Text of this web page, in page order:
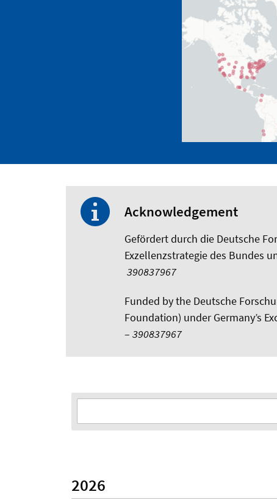
Acknowledgement
Gefördert durch die Deutsche
Exzellenzstrategie des Bundes
390837967
Funded by the Deutsche
Foundation) under Germany’s
– 390837967
2026